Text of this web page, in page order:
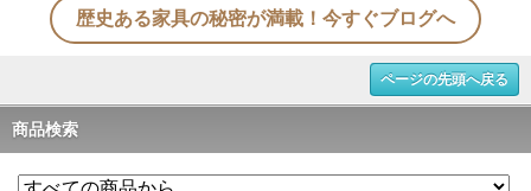
歴史ある家具の秘密が満載！今すぐブログへ
ページの先頭へ戻る
商品検索